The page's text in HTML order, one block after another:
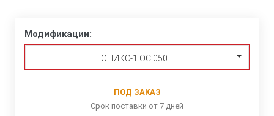
Модификации:
ОНИКС-1.ОС.050
ПОД ЗАКАЗ
Срок поставки от 7 дней